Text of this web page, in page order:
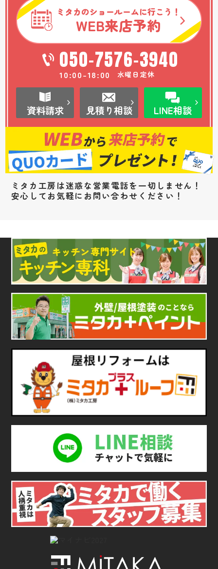
ミタカのショールームに行こう！
WEB来店予約
050-7576-3940
10:00-18:00 水曜日定休
資料請求 見積り相談 LINE相談
ミタカ工房は迷惑な営業電話を一切しません！
安心してお気軽にお問い合わせください！